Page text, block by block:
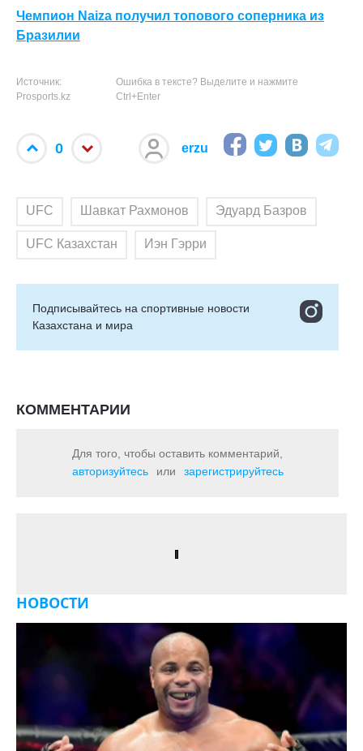
Чемпион Naiza получил топового соперника из
Бразилии
Источник:
Prosports.kz
Ошибка в тексте? Выделите и нажмите
Ctrl+Enter
0 erzu
UFC Шавкат Рахмонов Эдуард Базров
UFC Казахстан Иэн Гэрри
Подписывайтесь на cпортивные новости
Казахстана и мира
КОММЕНТАРИИ
Для того, чтобы оставить комментарий,
авторизуйтесь
или зарегистрируйтесь
НОВОСТИ